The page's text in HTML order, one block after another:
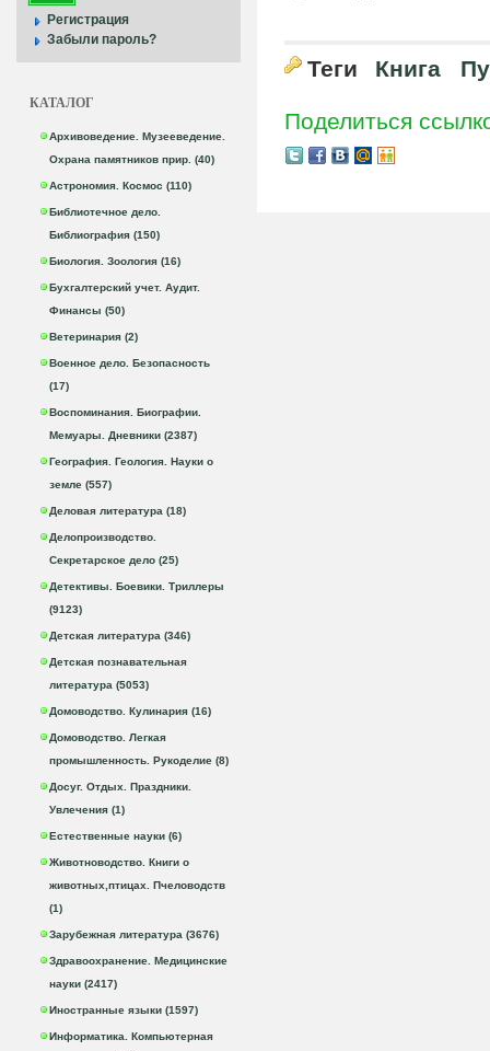
Регистрация
Забыли пароль?
КАТАЛОГ
Архивоведение. Музееведение.
Охрана памятников прир. (40)
Астрономия. Космос (110)
Библиотечное дело.
Библиография (150)
Биология. Зоология (16)
Бухгалтерский учет. Аудит.
Финансы (50)
Ветеринария (2)
Военное дело. Безопасность
(17)
Воспоминания. Биографии.
Мемуары. Дневники (2387)
География. Геология. Науки о
земле (557)
Деловая литература (18)
Делопроизводство.
Секретарское дело (25)
Детективы. Боевики. Триллеры
(9123)
Детская литература (346)
Детская познавательная
литература (5053)
Домоводство. Кулинария (16)
Домоводство. Легкая
промышленность. Рукоделие (8)
Досуг. Отдых. Праздники.
Увлечения (1)
Естественные науки (6)
Животноводство. Книги о
животных,птицах. Пчеловодств
(1)
Зарубежная литература (3676)
Здравоохранение. Медицинские
науки (2417)
Иностранные языки (1597)
Информатика. Компьютерная
Теги Книга
Поделиться